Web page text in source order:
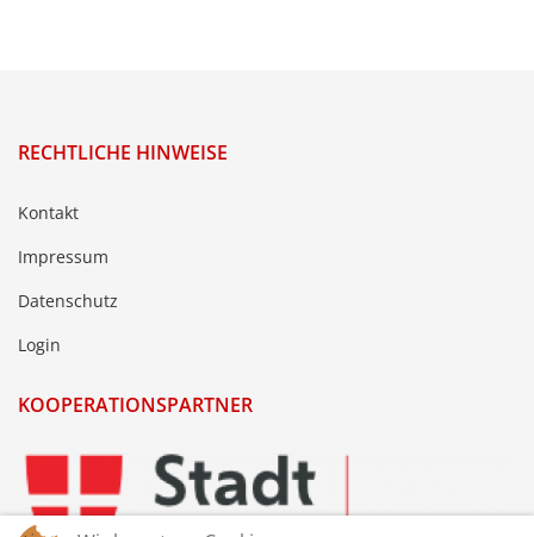
RECHTLICHE HINWEISE
Kontakt
Impressum
Datenschutz
Login
KOOPERATIONSPARTNER